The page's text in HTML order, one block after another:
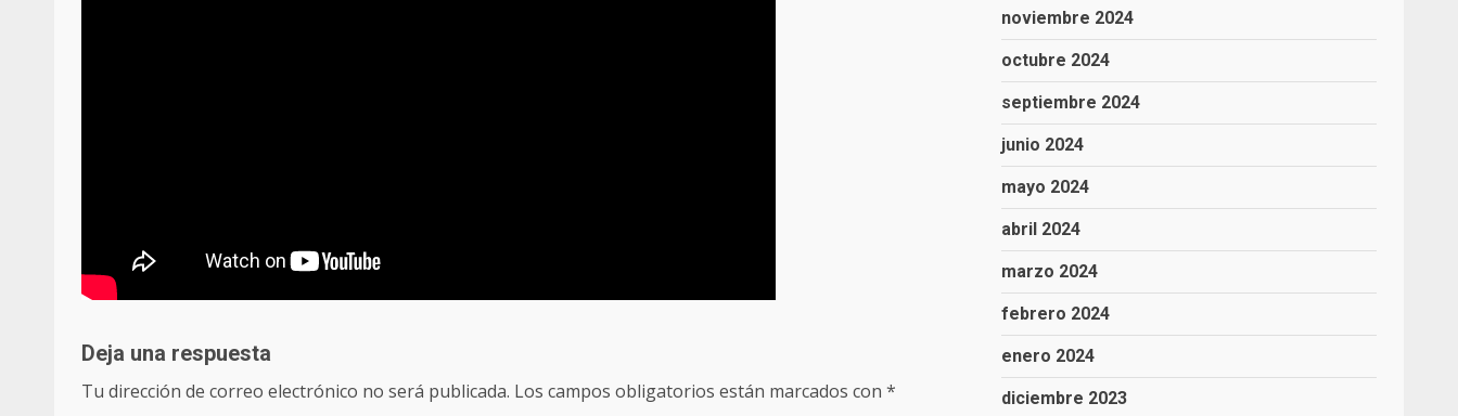
Deja una respuesta
Tu dirección de correo electrónico no será publicada. Los campos obligatorios están marcados con *
noviembre 2024
octubre 2024
septiembre 2024
junio 2024
mayo 2024
abril 2024
marzo 2024
febrero 2024
enero 2024
diciembre 2023